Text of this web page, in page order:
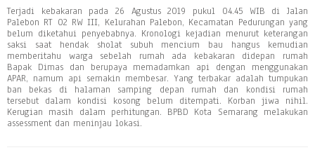
Terjadi kebakaran pada 26 Agustus 2019 pukul 04.45 WIB di Jalan
Palebon RT 02 RW III, Kelurahan Palebon, Kecamatan Pedurungan yang
belum diketahui penyebabnya. Kronologi kejadian menurut keterangan
saksi saat hendak sholat subuh mencium bau hangus kemudian
memberitahu warga sebelah rumah ada kebakaran didepan rumah
Bapak Dimas dan berupaya memadamkan api dengan menggunakan
APAR, namum api semakin membesar. Yang terbakar adalah tumpukan
ban bekas di halaman samping depan rumah dan kondisi rumah
tersebut dalam kondisi kosong belum ditempati. Korban jiwa nihil.
Kerugian masih dalam perhitungan. BPBD Kota Semarang melakukan
assessment dan meninjau lokasi.